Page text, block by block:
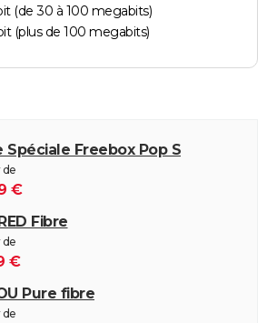
(de 30 à 100 megabits)
(plus de 100 megabits)
Spéciale Freebox Pop S
de
€
Fibre
de
€
Pure fibre
de